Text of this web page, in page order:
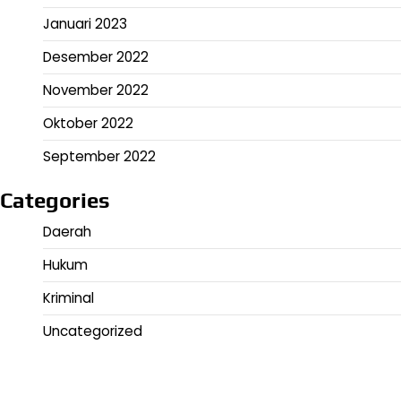
Januari 2023
Desember 2022
November 2022
Oktober 2022
September 2022
Categories
Daerah
Hukum
Kriminal
Uncategorized